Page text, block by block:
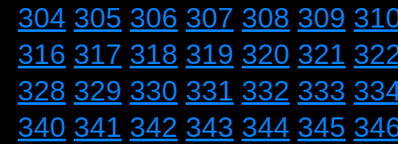
304 305 306 307 308 309
316 317 318 319 320 321
328 329 330 331 332 333
340 341 342 343 344 345